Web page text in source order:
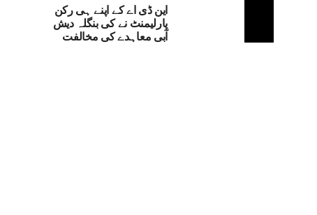
این ڈی اے کے اپنے ہی رکن
پارلیمنٹ نے کی بنگلہ دیش
آبی معاہدے کی مخالفت